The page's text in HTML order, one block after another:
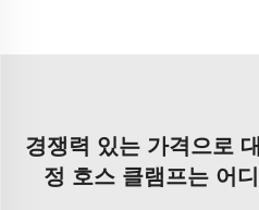
경쟁력 있는 가격으로
정 호스 클램프는 어